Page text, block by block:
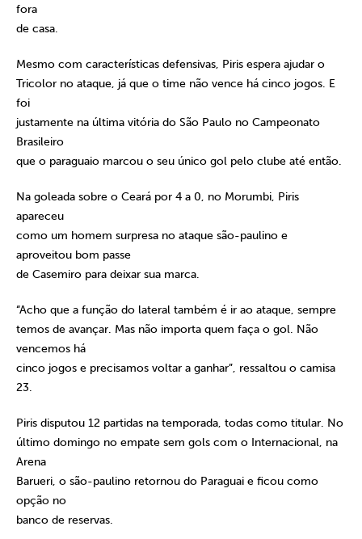
fora
de casa.
Mesmo com características defensivas, Piris espera ajudar o
Tricolor no ataque, já que o time não vence há cinco jogos. E
foi
justamente na última vitória do São Paulo no Campeonato
Brasileiro
que o paraguaio marcou o seu único gol pelo clube até então.
Na goleada sobre o Ceará por 4 a 0, no Morumbi, Piris
apareceu
como um homem surpresa no ataque são-paulino e
aproveitou bom passe
de Casemiro para deixar sua marca.
“Acho que a função do lateral também é ir ao ataque, sempre
temos de avançar. Mas não importa quem faça o gol. Não
vencemos há
cinco jogos e precisamos voltar a ganhar”, ressaltou o camisa
23.
Piris disputou 12 partidas na temporada, todas como titular. No
último domingo no empate sem gols com o Internacional, na
Arena
Barueri, o são-paulino retornou do Paraguai e ficou como
opção no
banco de reservas.